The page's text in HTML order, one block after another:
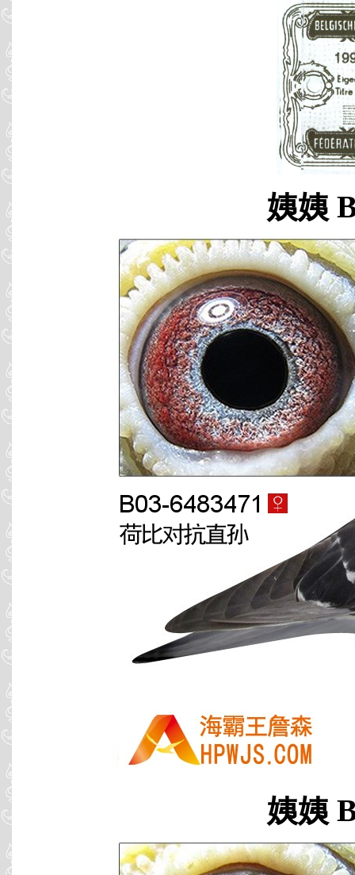
姨姨
姨姨